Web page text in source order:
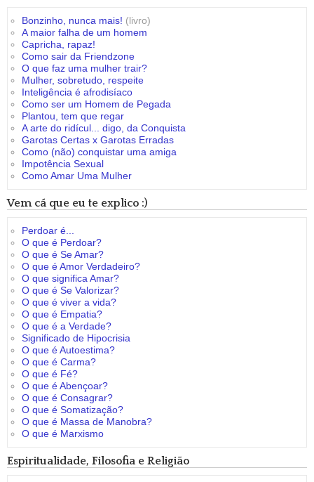
Bonzinho, nunca mais! (livro)
A maior falha de um homem
Capricha, rapaz!
Como sair da Friendzone
O que faz uma mulher trair?
Mulher, sobretudo, respeite
Inteligência é afrodisíaco
Como ser um Homem de Pegada
Plantou, tem que regar
A arte do ridícul... digo, da Conquista
Garotas Certas x Garotas Erradas
Como (não) conquistar uma amiga
Impotência Sexual
Como Amar Uma Mulher
Vem cá que eu te explico :)
Perdoar é...
O que é Perdoar?
O que é Se Amar?
O que é Amor Verdadeiro?
O que significa Amar?
O que é Se Valorizar?
O que é viver a vida?
O que é Empatia?
O que é a Verdade?
Significado de Hipocrisia
O que é Autoestima?
O que é Carma?
O que é Fé?
O que é Abençoar?
O que é Consagrar?
O que é Somatização?
O que é Massa de Manobra?
O que é Marxismo
Espiritualidade, Filosofia e Religião